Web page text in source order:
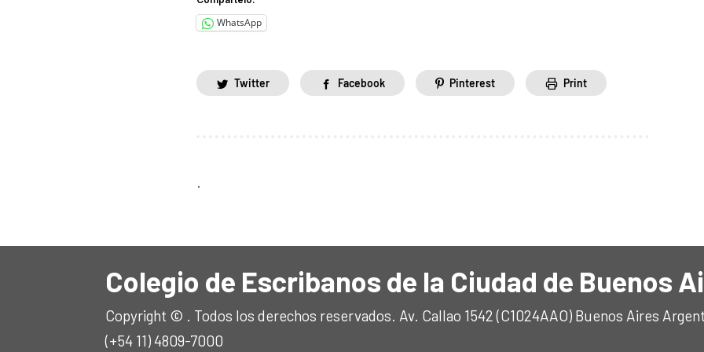
WhatsApp
Twitter Facebook Pinterest Print
.
Colegio de Escribanos de la Ciudad de Buenos
Copyright © . Todos los derechos reservados. Av. Callao 1542 (C1024AAO) Buenos Aires
(+54 11) 4809-7000